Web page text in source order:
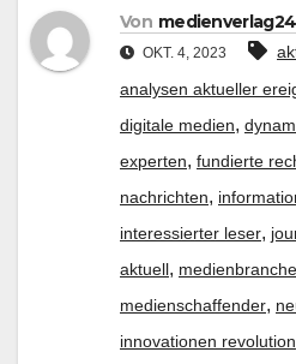
Von
OKT. 4, 2023
analysen aktueller
digitale medien,
experten, fundierte
nachrichten,
interessierter leser,
aktuell, medienbranche
medienschaffender,
innovationen revolution